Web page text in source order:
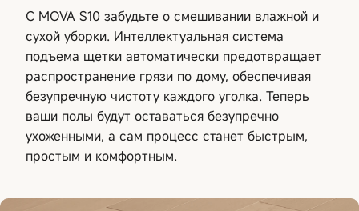
С MOVA S10 забудьте о смешивании влажной и
сухой уборки. Интеллектуальная система
подъема щетки автоматически предотвращает
распространение грязи по дому, обеспечивая
безупречную чистоту каждого уголка. Теперь
ваши полы будут оставаться безупречно
ухоженными, а сам процесс станет быстрым,
простым и комфортным.